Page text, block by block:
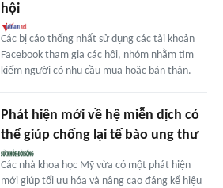
hội
Các bị cáo thống nhất sử dụng các tài khoản
Facebook tham gia các hội, nhóm nhằm tìm
kiếm người có nhu cầu mua hoặc bán thận.
Phát hiện mới về hệ miễn dịch có
thể giúp chống lại tế bào ung thư
Các nhà khoa học Mỹ vừa có một phát hiện
mới giúp tối ưu hóa và nâng cao đáng kể hiệu